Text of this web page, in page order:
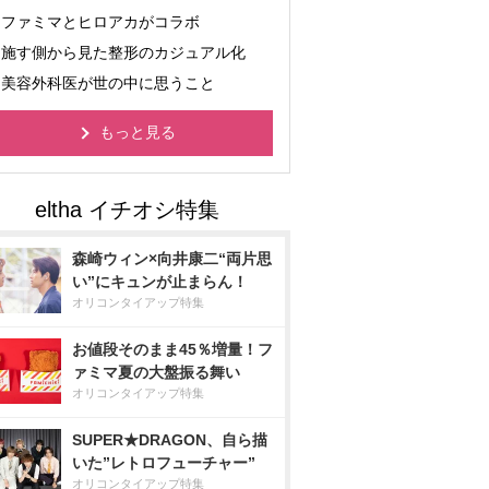
ファミマとヒロアカがコラボ
施す側から見た整形のカジュアル化
美容外科医が世の中に思うこと
もっと見る
森崎ウィン×向井康二“両片思
い”にキュンが止まらん！
オリコンタイアップ特集
お値段そのまま45％増量！フ
ァミマ夏の大盤振る舞い
オリコンタイアップ特集
SUPER★DRAGON、自ら描
いた”レトロフューチャー”
オリコンタイアップ特集